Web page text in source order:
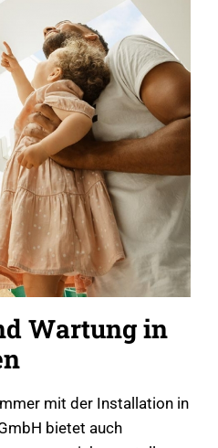
Wartung in
mit der Installation in
bietet auch